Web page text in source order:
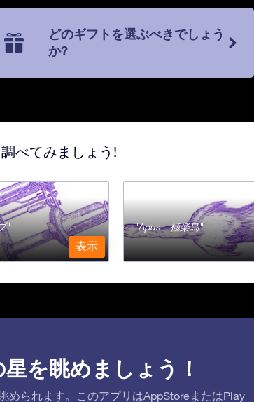
どのギフトを選ぶべきでしょう
か?
べてみましょう!
表示
Apus - 極楽鳥
を眺めましょう！
められます。このアプリはAppStore またはPlay